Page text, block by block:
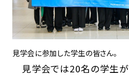
見学会に参加した学生の皆さん。
見学会では20名の学生が